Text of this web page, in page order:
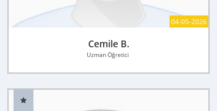
04-05-2026
Cemile B.
Uzman Öğretici